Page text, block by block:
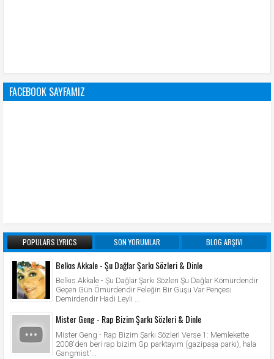
FACEBOOK SAYFAMIZ
POPULARS LYRICS SON YORUMLAR BLOG ARŞIVI
Belkıs Akkale - Şu Dağlar Şarkı Sözleri & Dinle
Belkıs Akkale - Şu Dağlar Şarkı Sözleri Şu Dağlar Kömürdendir
Geçen Gün Ömürdendir Feleğin Bir Guşu Var Pençesi
Demirdendir Hadi Leyli ...
Mister Geng - Rap Bizim Şarkı Sözleri & Dinle
Mister Geng - Rap Bizim Şarkı Sözleri Verse 1: Memlekette
2008'den beri rap bizim Gp parktayım (gazipaşa parkı), hala
Gangmist'...